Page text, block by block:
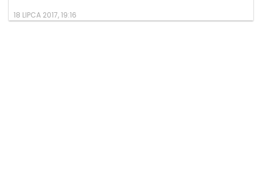
18 LIPCA 2017, 19:16